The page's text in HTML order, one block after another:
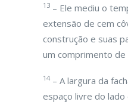
13 – Ele mediu o
extensão de cem
construção e suas
um comprimento de
14 – A largura da
espaço livre do